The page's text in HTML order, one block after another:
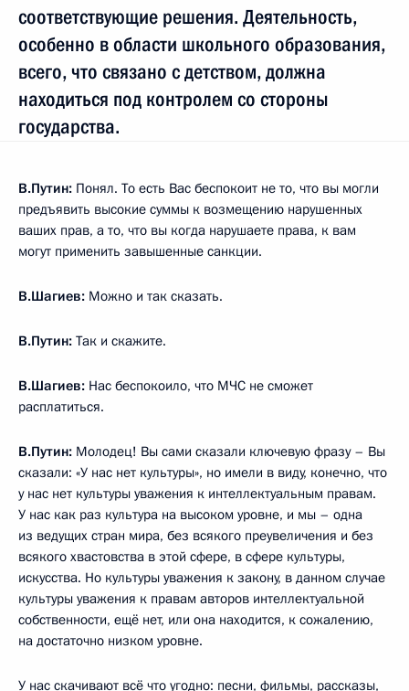
соответствующие решения. Деятельность,
особенно в области школьного образования,
всего, что связано с детством, должна
находиться под контролем со стороны
государства.
В.Путин: Понял. То есть Вас беспокоит не то, что вы могли
предъявить высокие суммы к возмещению нарушенных
ваших прав, а то, что вы когда нарушаете права, к вам
могут применить завышенные санкции.
В.Шагиев: Можно и так сказать.
В.Путин: Так и скажите.
В.Шагиев: Нас беспокоило, что МЧС не сможет
расплатиться.
В.Путин: Молодец! Вы сами сказали ключевую фразу – Вы
сказали: «У нас нет культуры», но имели в виду, конечно, что
у нас нет культуры уважения к интеллектуальным правам.
У нас как раз культура на высоком уровне, и мы – одна
из ведущих стран мира, без всякого преувеличения и без
всякого хвастовства в этой сфере, в сфере культуры,
искусства. Но культуры уважения к закону, в данном случае
культуры уважения к правам авторов интеллектуальной
собственности, ещё нет, или она находится, к сожалению,
на достаточно низком уровне.
У нас скачивают всё что угодно: песни, фильмы, рассказы,